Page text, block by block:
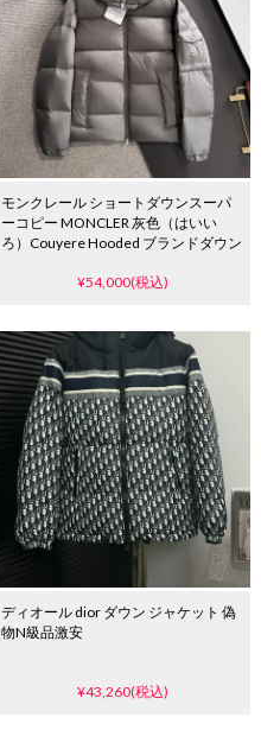
モンクレール ショートダウンスーパ
ーコピー MONCLER 灰色（はいい
ろ）Couyere Hooded ブランドダウン
¥54,000(税込)
ディオール dior ダウン ジャケット 偽
物N級品激安
¥43,260(税込)